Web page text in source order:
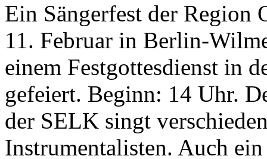
Ein Sängerfest der Region
11. Februar in Berlin-
einem Festgottesdienst in
gefeiert. Beginn: 14 Uhr.
der SELK singt
Instrumentalisten. Auch